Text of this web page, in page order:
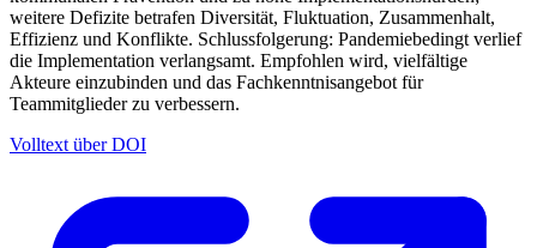
weitere Defizite betrafen Diversität, Fluktuation, Zusammenhalt,
Effizienz und Konflikte. Schlussfolgerung: Pandemiebedingt verlief
die Implementation verlangsamt. Empfohlen wird, vielfältige
Akteure einzubinden und das Fachkenntnisangebot für
Teammitglieder zu verbessern.
Volltext über DOI